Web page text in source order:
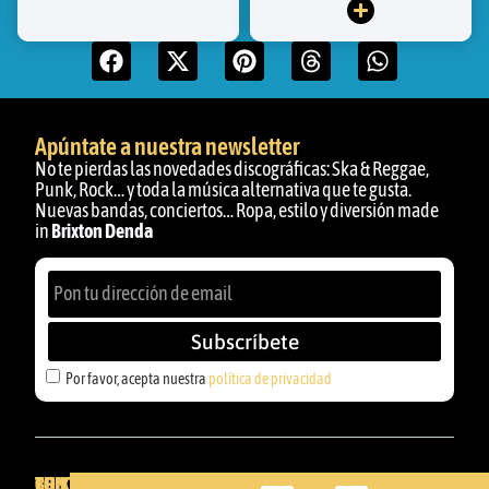
Apúntate a nuestra newsletter
No te pierdas las novedades discográficas: Ska & Reggae,
Punk, Rock… y toda la música alternativa que te gusta.
Nuevas bandas, conciertos… Ropa, estilo y diversión made
inBrixton Denda
Por favor, acepta nuestra política de privacidad
Subscríbete
BRIXTON
TU
CONTACTA